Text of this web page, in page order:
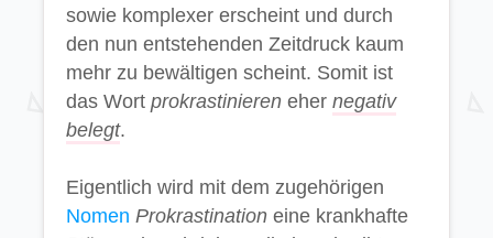
sowie komplexer erscheint und durch
den nun entstehenden Zeitdruck kaum
mehr zu bewältigen scheint. Somit ist
das Wort prokrastinieren eher negativ
belegt.
Eigentlich wird mit dem zugehörigen
Nomen Prokrastination eine krankhafte